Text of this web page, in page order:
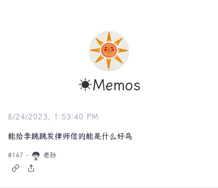
☀️Memos
8/24/2023, 1:53:40 PM
能给李跳跳发律师信的能是什么好鸟
#147 老孙